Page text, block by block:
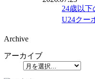
24歳以
U24クー
Archive
アーカイブ